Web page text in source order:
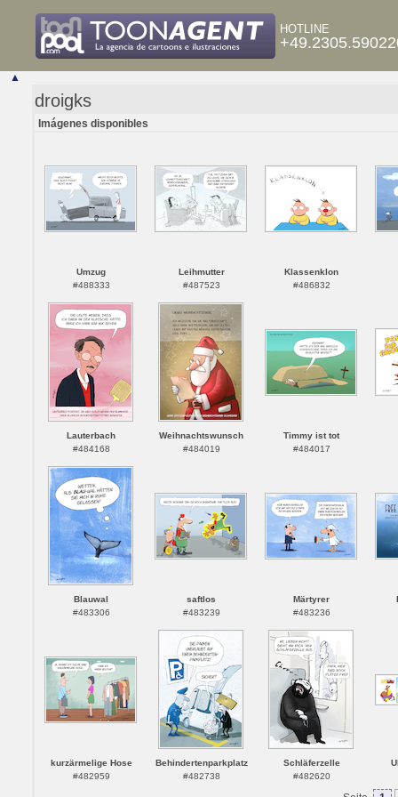
HOTLINE
▲
droigks
Imágenes disponibles
Umzug
#488333
Leihmutter
#487523
Klassenklon
#486832
Lauterbach
#484168
Weihnachtswunsch
#484019
Timmy ist tot
#484017
Blauwal
#483306
saftlos
#483239
Märtyrer
#483236
kurzärmelige Hose
#482959
Behindertenparkplatz
#482738
Schläferzelle
#482620